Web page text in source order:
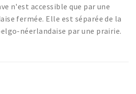
n'est accessible que par une
fermée. Elle est séparée de la
néerlandaise par une prairie.